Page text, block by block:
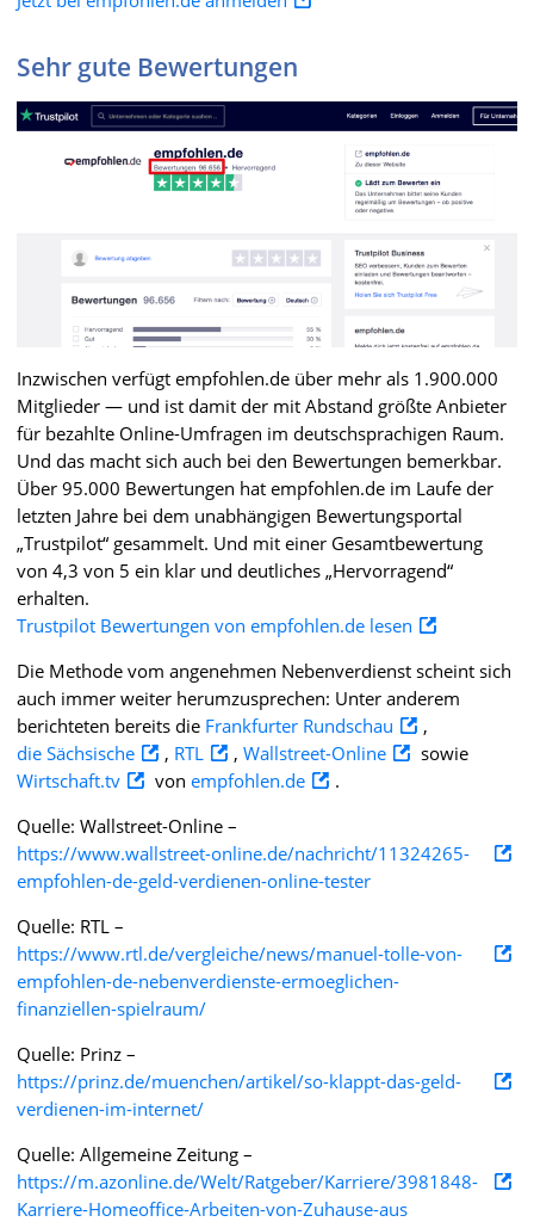
Sehr gute Bewertungen
Inzwischen verfügt empfohlen.de über mehr als 1.900.000
Mitglieder — und ist damit der mit Abstand größte Anbieter
für bezahlte Online-Umfragen im deutschsprachigen Raum.
Und das macht sich auch bei den Bewertungen bemerkbar.
Über 95.000 Bewertungen hat empfohlen.de im Laufe der
letzten Jahre bei dem unabhängigen Bewertungsportal
„Trustpilot“ gesammelt. Und mit einer Gesamtbewertung
von 4,3 von 5 ein klar und deutliches „Hervorragend“
erhalten.
Trustpilot Bewertungen von empfohlen.de lesen
Die Methode vom angenehmen Nebenverdienst scheint sich
auch immer weiter herumzusprechen: Unter anderem
berichteten bereits die Frankfurter Rundschau
,
die Sächsische
, RTL , Wallstreet-Online
sowie
Wirtschaft.tv
von empfohlen.de
.
Quelle: Wallstreet-Online –
https://www.wallstreet-online.de/nachricht/11324265-
empfohlen-de-geld-verdienen-online-tester
Quelle: RTL –
https://www.rtl.de/vergleiche/news/manuel-tolle-von-
empfohlen-de-nebenverdienste-ermoeglichen-
finanziellen-spielraum/
Quelle: Prinz –
https://prinz.de/muenchen/artikel/so-klappt-das-geld-
verdienen-im-internet/
Quelle: Allgemeine Zeitung –
https://m.azonline.de/Welt/Ratgeber/Karriere/3981848-
Karriere-Homeoffice-Arbeiten-von-Zuhause-aus